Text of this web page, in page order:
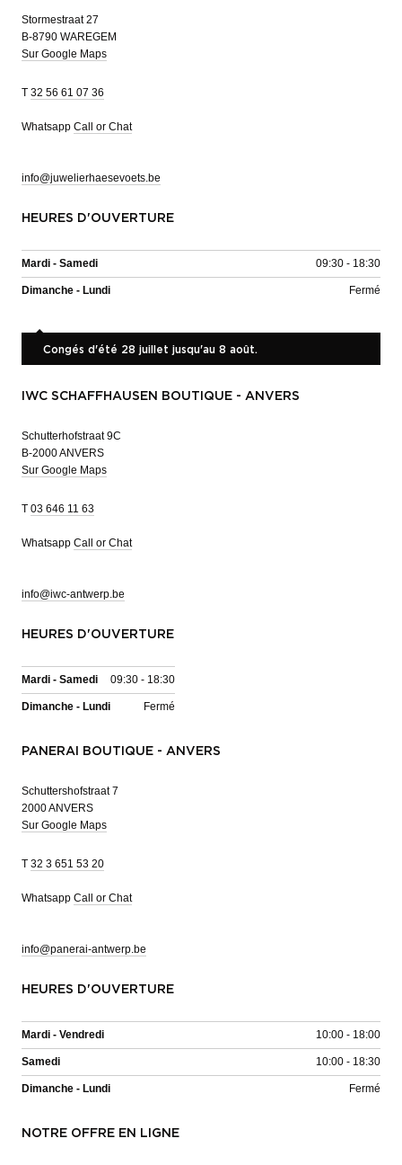
Stormestraat 27
B-8790 WAREGEM
Sur Google Maps
T 32 56 61 07 36
Whatsapp Call or Chat
info@juwelierhaesevoets.be
HEURES D'OUVERTURE
Mardi - Samedi 09:30 - 18:30
Dimanche - Lundi Fermé
Congés d'été 28 juillet jusqu'au 8 août.
IWC SCHAFFHAUSEN BOUTIQUE - ANVERS
Schutterhofstraat 9C
B-2000 ANVERS
Sur Google Maps
T 03 646 11 63
Whatsapp Call or Chat
info@iwc-antwerp.be
HEURES D'OUVERTURE
Mardi - Samedi 09:30 - 18:30
Dimanche - Lundi Fermé
PANERAI BOUTIQUE - ANVERS
Schuttershofstraat 7
2000 ANVERS
Sur Google Maps
T 32 3 651 53 20
Whatsapp Call or Chat
info@panerai-antwerp.be
HEURES D'OUVERTURE
Mardi - Vendredi 10:00 - 18:00
Samedi 10:00 - 18:30
Dimanche - Lundi Fermé
NOTRE OFFRE EN LIGNE